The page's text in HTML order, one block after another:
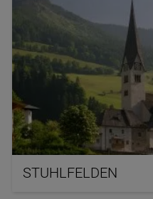
STUHLFELDEN